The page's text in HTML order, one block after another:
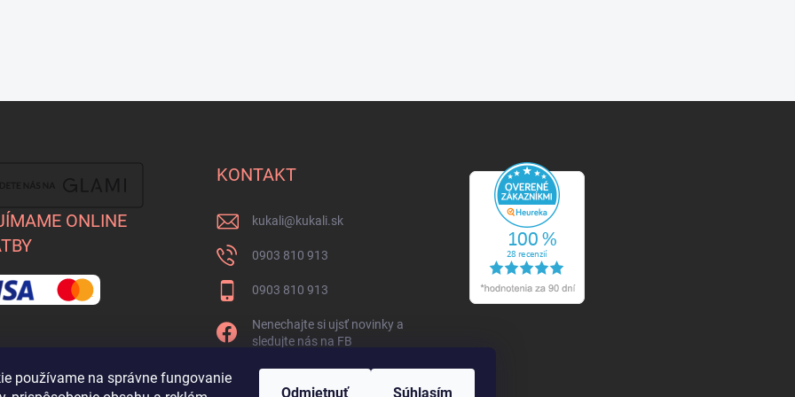
používame na správne fungovanie
Odmietnuť Súhlasím
ONLINE
KONTAKT
kukali@kukali.sk
0903 810 913
0903 810 913
Nenechajte si ujsť novinky a
sledujte nás na FB
kukalishop